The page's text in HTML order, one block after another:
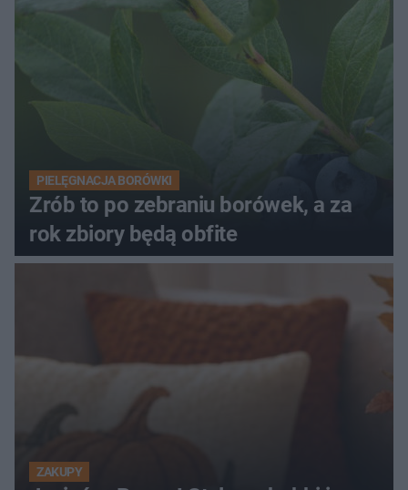
PIELĘGNACJA BORÓWKI
Zrób to po zebraniu borówek, a za
rok zbiory będą obfite
ZAKUPY